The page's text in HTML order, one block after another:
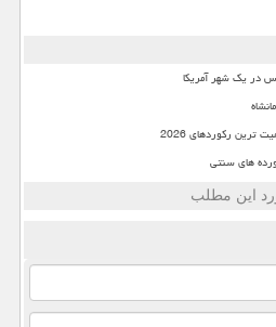
در یک شهر آمریکا
رکوردهای 2026
های سنتی